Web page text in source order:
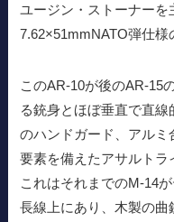
ユージン・ストーナーを
7.62×51mmNATO弾仕様
このAR-10が後のAR-15
る銃身とほぼ垂直で直
のハンドガード、アル
要素を備えたアサルトラ
これはそれまでのM-14
長線上にあり、木製の